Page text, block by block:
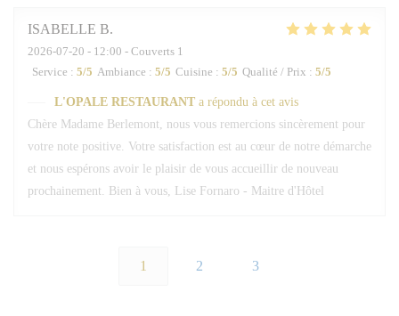
ISABELLE B
2026-07-20 - 12:00 - Couverts 1
Service : 5/5 Ambiance : 5/5 Cuisine : 5/5 Qualité / Prix : 5/5
L'OPALE RESTAURANT a répondu à cet avis
Chère Madame Berlemont, nous vous remercions sincèrement pour
votre note positive. Votre satisfaction est au cœur de notre démarche
et nous espérons avoir le plaisir de vous accueillir de nouveau
prochainement. Bien à vous, Lise Fornaro - Maitre d'Hôtel
1 2 3